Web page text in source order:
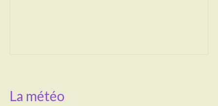
Correspondants de presse
La météo